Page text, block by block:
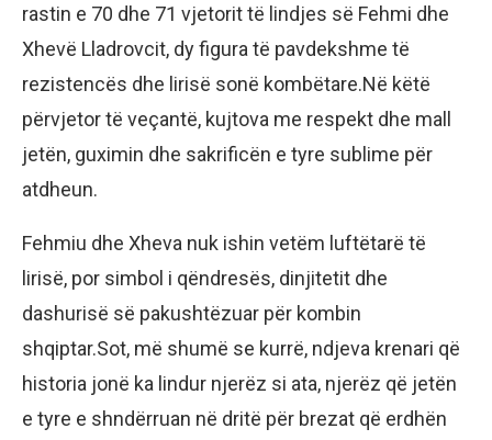
rastin e 70 dhe 71 vjetorit të lindjes së Fehmi dhe
Xhevë Lladrovcit, dy figura të pavdekshme të
rezistencës dhe lirisë sonë kombëtare.Në këtë
përvjetor të veçantë, kujtova me respekt dhe mall
jetën, guximin dhe sakrificën e tyre sublime për
atdheun.
Fehmiu dhe Xheva nuk ishin vetëm luftëtarë të
lirisë, por simbol i qëndresës, dinjitetit dhe
dashurisë së pakushtëzuar për kombin
shqiptar.Sot, më shumë se kurrë, ndjeva krenari që
historia jonë ka lindur njerëz si ata, njerëz që jetën
e tyre e shndërruan në dritë për brezat që erdhën